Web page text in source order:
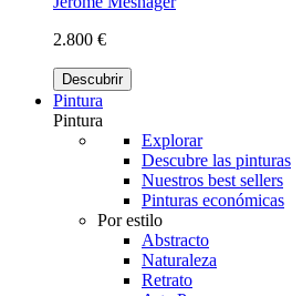
2.800 €
Descubrir
Pintura
Pintura
Explorar
Descubre las pinturas
Nuestros best sellers
Pinturas económicas
Por estilo
Abstracto
Naturaleza
Retrato